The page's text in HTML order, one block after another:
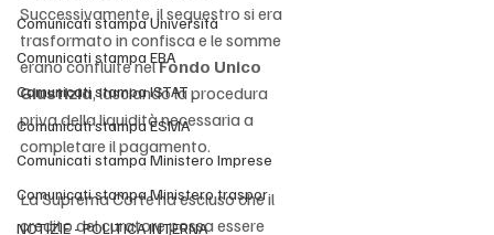
Comunicati stampa Università
Comunicati stampa EBA
Comunicati stampa ISTAT
Comunicati stampa ESMA
Comunicati stampa Ministero Imprese
Comunicati stampa Ministero traspor
NOTIZIE - POLITICA INTERNA
Successivamente, il sequestro si era
trasformato in confisca e le somme
erano confluite nel Fondo Unico
Giustizia, lasciando la procedura
priva della liquidità necessaria a
completare il pagamento.
La Suprema Corte ha escluso che il
credito del curatore possa essere